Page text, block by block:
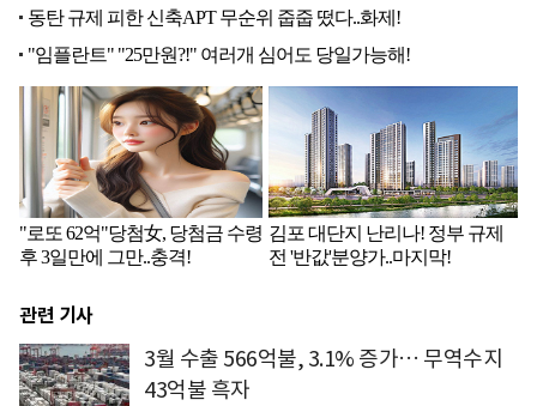
관련 기사
3월 수출 566억불, 3.1% 증가… 무역수지
43억불 흑자